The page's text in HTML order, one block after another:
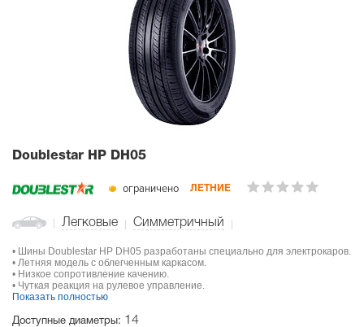
Doublestar HP DH05
ограничено ЛЕТНИЕ
Легковые Симметричный
• Шины Doublestar HP DH05 разработаны специально для электрокаров.
• Летняя модель с облегченным каркасом.
• Низкое сопротивление качению.
• Чуткая реакция на рулевое управление.
Показать полностью
Доступные диаметры: 14